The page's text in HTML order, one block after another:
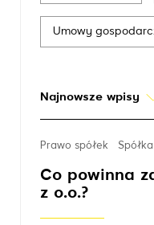
Umowy
Najnowsze wpisy
Prawo spółek
Co powinna
z o.o.?